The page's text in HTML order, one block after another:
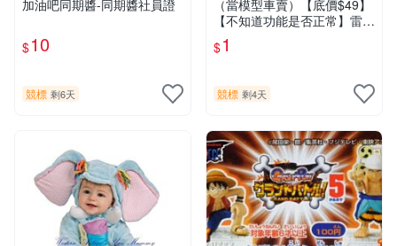
加油吧同期醬-同期醬社員證
$10
競標 剩6天
（當模型車賣）【底價$49】
【不知道功能是否正常】雷速
登 遙控車
$1
競標 剩4天